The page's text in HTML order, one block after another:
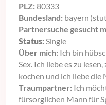
PLZ: 80333
Bundesland: bayern
Partnersuche gesucht
Status: Single
Über mich: Ich bin
Sex. Ich liebe es zu
kochen und ich liebe die
Traumpartner: Ich
fürsorglichen Mann für